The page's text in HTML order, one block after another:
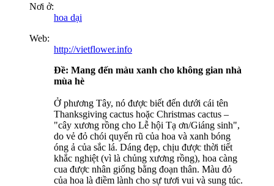
Nơi ở:
hoa dại
Web:
http://vietflower.info
Ðề: Mang đến màu xanh cho không gian nhà
mùa hè
Ở phương Tây, nó được biết đến dưới cái tên
Thanksgiving cactus hoặc Christmas cactus –
"cây xương rồng cho Lễ hội Tạ ơn/Giáng sinh",
do vẻ đỏ chói quyến rũ của hoa và xanh bóng
óng ả của sắc lá. Dáng đẹp, chịu được thời tiết
khắc nghiệt (vì là chủng xương rồng), hoa càng
cua được nhân giống bằng đoạn thân. Màu đỏ
của hoa là điềm lành cho sự tươi vui và sung túc.